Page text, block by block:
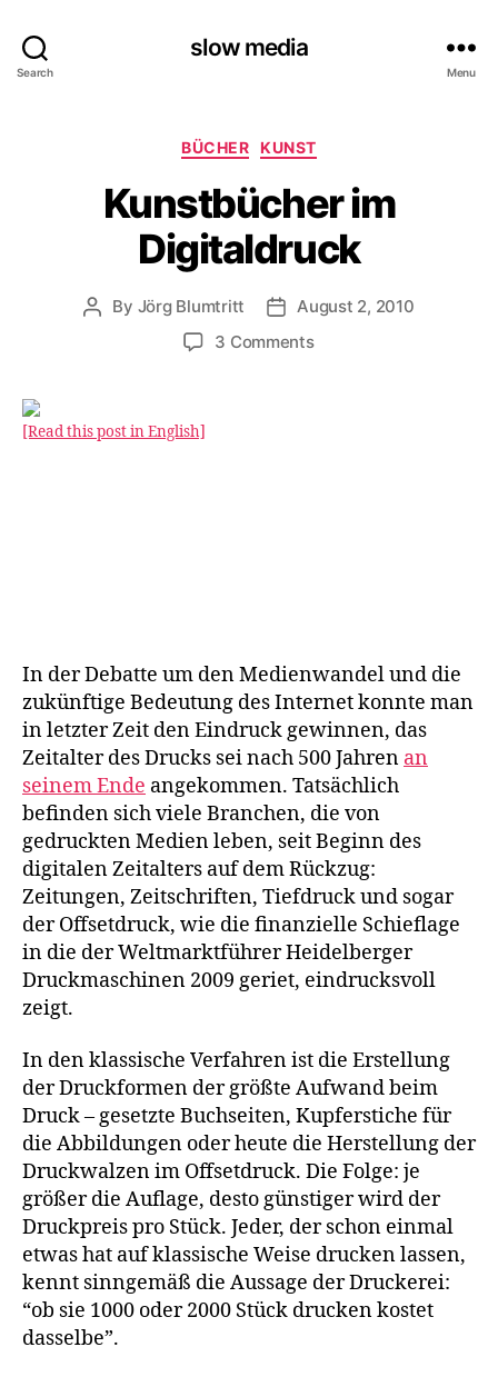
Search
slow media
Menu
Categories
BÜCHER KUNST
Kunstbücher im
Digitaldruck
Post
By Jörg Blumtritt
PostAugust 2, 2010
3 Commentson
[Read this post in English]
In der Debatte um den Medienwandel und die
zukünftige Bedeutung des Internet konnte man
in letzter Zeit den Eindruck gewinnen, das
Zeitalter des Drucks sei nach 500 Jahren an
seinem Ende angekommen. Tatsächlich
befinden sich viele Branchen, die von
gedruckten Medien leben, seit Beginn des
digitalen Zeitalters auf dem Rückzug:
Zeitungen, Zeitschriften, Tiefdruck und sogar
der Offsetdruck, wie die finanzielle Schieflage
in die der Weltmarktführer Heidelberger
Druckmaschinen 2009 geriet, eindrucksvoll
zeigt.
In den klassische Verfahren ist die Erstellung
der Druckformen der größte Aufwand beim
Druck – gesetzte Buchseiten, Kupferstiche für
die Abbildungen oder heute die Herstellung der
Druckwalzen im Offsetdruck. Die Folge: je
größer die Auflage, desto günstiger wird der
Druckpreis pro Stück. Jeder, der schon einmal
etwas hat auf klassische Weise drucken lassen,
kennt sinngemäß die Aussage der Druckerei:
“ob sie 1000 oder 2000 Stück drucken kostet
dasselbe”.